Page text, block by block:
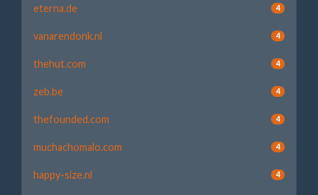
eterna.de 4
vanarendonk.nl 4
thehut.com 4
zeb.be 4
thefounded.com 4
muchachomalo.com 4
happy-size.nl 4